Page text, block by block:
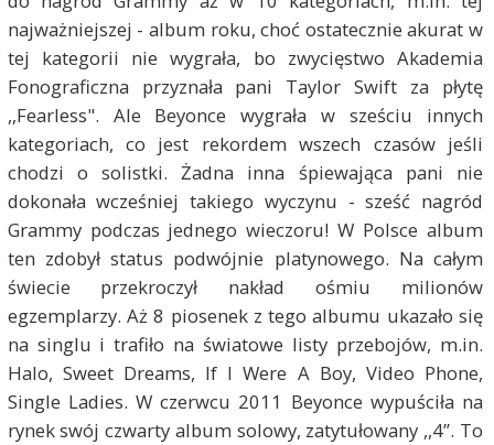
najważniejszej - album roku, choć ostatecznie akurat w
tej kategorii nie wygrała, bo zwycięstwo Akademia
Fonograficzna przyznała pani Taylor Swift za płytę
,,Fearless". Ale Beyonce wygrała w sześciu innych
kategoriach, co jest rekordem wszech czasów jeśli
chodzi o solistki. Żadna inna śpiewająca pani nie
dokonała wcześniej takiego wyczynu - sześć nagród
Grammy podczas jednego wieczoru! W Polsce album
ten zdobył status podwójnie platynowego. Na całym
świecie przekroczył nakład ośmiu milionów
egzemplarzy. Aż 8 piosenek z tego albumu ukazało się
na singlu i trafiło na światowe listy przebojów, m.in.
Halo, Sweet Dreams, If I Were A Boy, Video Phone,
Single Ladies. W czerwcu 2011 Beyonce wypuściła na
rynek swój czwarty album solowy, zatytułowany ,,4”. To